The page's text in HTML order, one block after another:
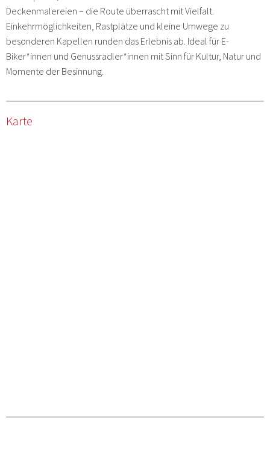
Deckenmalereien – die Route überrascht mit Vielfalt.
Einkehrmöglichkeiten, Rastplätze und kleine Umwege zu
besonderen Kapellen runden das Erlebnis ab. Ideal für E-
Biker*innen und Genussradler*innen mit Sinn für Kultur, Natur und
Momente der Besinnung.
Karte